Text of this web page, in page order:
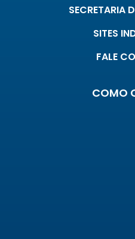
SECRETARIA
SITES
FALE
COMO